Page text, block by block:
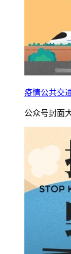
疫情公共交
公众号封面